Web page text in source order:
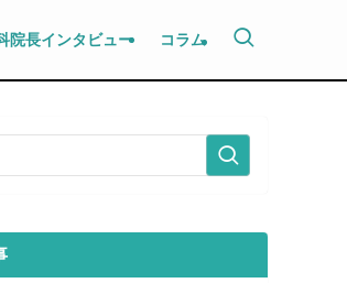
院長インタビュー コラム